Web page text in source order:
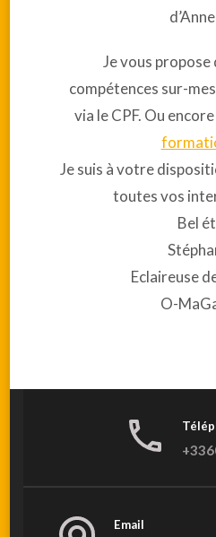
Je vous propose
compétences sur-
via le CPF. Ou
Je suis à votre
toutes vos
Bel
Eclaireuse
O-
Email